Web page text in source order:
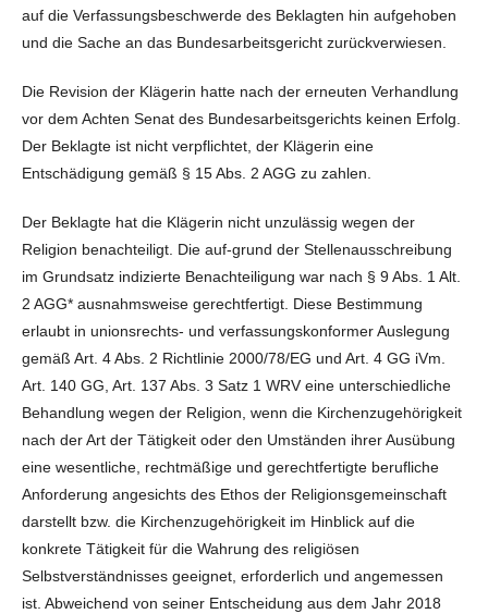
auf die Verfassungsbeschwerde des Beklagten hin aufgehoben
und die Sache an das Bundesarbeitsgericht zurückverwiesen.
Die Revision der Klägerin hatte nach der erneuten Verhandlung
vor dem Achten Senat des Bundesarbeitsgerichts keinen Erfolg.
Der Beklagte ist nicht verpflichtet, der Klägerin eine
Entschädigung gemäß § 15 Abs. 2 AGG zu zahlen.
Der Beklagte hat die Klägerin nicht unzulässig wegen der
Religion benachteiligt. Die auf-grund der Stellenausschreibung
im Grundsatz indizierte Benachteiligung war nach § 9 Abs. 1 Alt.
2 AGG* ausnahmsweise gerechtfertigt. Diese Bestimmung
erlaubt in unionsrechts- und verfassungskonformer Auslegung
gemäß Art. 4 Abs. 2 Richtlinie 2000/78/EG und Art. 4 GG iVm.
Art. 140 GG, Art. 137 Abs. 3 Satz 1 WRV eine unterschiedliche
Behandlung wegen der Religion, wenn die Kirchenzugehörigkeit
nach der Art der Tätigkeit oder den Umständen ihrer Ausübung
eine wesentliche, rechtmäßige und gerechtfertigte berufliche
Anforderung angesichts des Ethos der Religionsgemeinschaft
darstellt bzw. die Kirchenzugehörigkeit im Hinblick auf die
konkrete Tätigkeit für die Wahrung des religiösen
Selbstverständnisses geeignet, erforderlich und angemessen
ist. Abweichend von seiner Entscheidung aus dem Jahr 2018